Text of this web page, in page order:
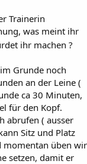
Trainerin
was meint ihr
ihr machen ?
Grunde noch
an der Leine (
ca 30 Minuten,
für den Kopf.
abrufen ( ausser
Sitz und Platz
momentan üben wir
setzen, damit er